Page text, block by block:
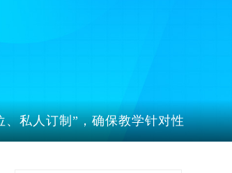
、私人订制”，确保教学针对性